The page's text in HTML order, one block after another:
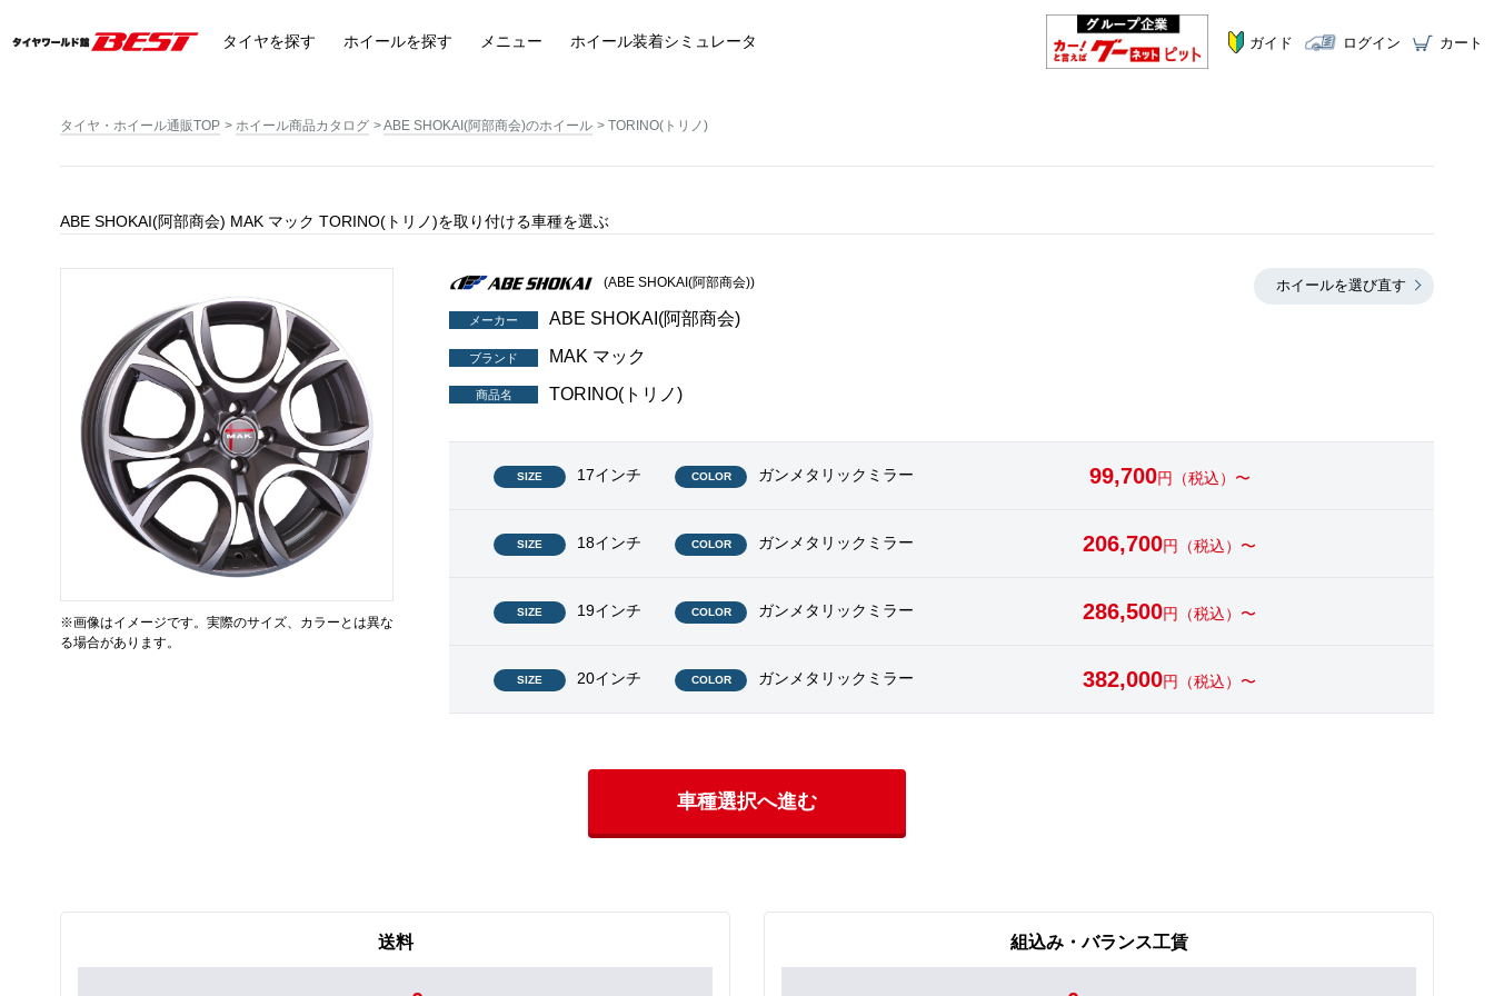
タイヤを探す ホイールを探す メニュー ホイール装着シミュレータ ガイド ログイン カート
タイヤ・ホイール通販TOP ホイール商品カタログ ABE SHOKAI(阿部商会)のホイール TORINO(トリノ)
ABE SHOKAI(阿部商会) MAK マック TORINO(トリノ)を取り付ける車種を選ぶ
※画像はイメージです。実際のサイズ、カラーとは異な
る場合があります。
ホイールを選び直す
(ABE SHOKAI(阿部商会))
メーカー ABE SHOKAI(阿部商会)
ブランド MAK マック
商品名 TORINO(トリノ)
SIZE 17インチ COLOR ガンメタリックミラー 99,700円（税込）〜
SIZE 18インチ COLOR ガンメタリックミラー 206,700円（税込）〜
SIZE 19インチ COLOR ガンメタリックミラー 286,500円（税込）〜
SIZE 20インチ COLOR ガンメタリックミラー 382,000円（税込）〜
車種選択へ進む
送料 組込み・バランス工賃